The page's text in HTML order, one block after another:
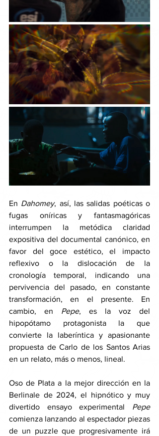
En Dahomey, así, las salidas poéticas o
fugas oníricas y fantasmagóricas
interrumpen la metódica claridad
expositiva del documental canónico, en
favor del goce estético, el impacto
reflexivo o la dislocación de la
cronología temporal, indicando una
pervivencia del pasado, en constante
transformación, en el presente. En
cambio, en Pepe, es la voz del
hipopótamo protagonista la que
convierte la laberíntica y apasionante
propuesta de Carlo de los Santos Arias
en un relato, más o menos, lineal.
Oso de Plata a la mejor dirección en la
Berlinale de 2024, el hipnótico y muy
divertido ensayo experimental
Pepe
comienza lanzando al espectador piezas
de un puzzle que progresivamente irá